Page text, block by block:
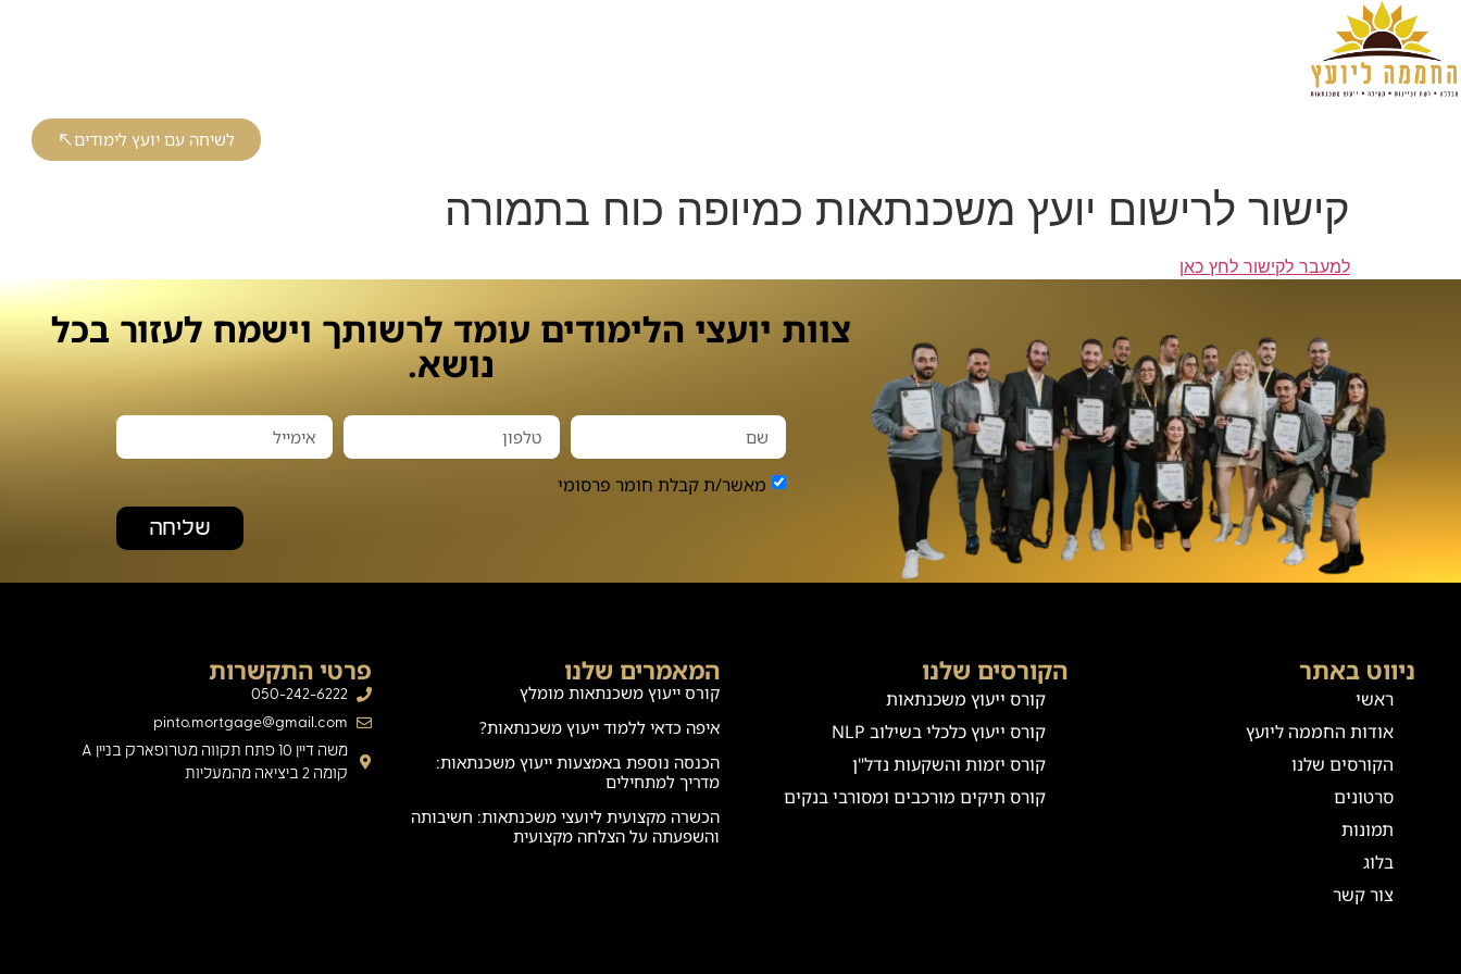
לשיחה עם יועץ לימודים
קישור לרישום יועץ משכנתאות כמיופה כוח בתמורה
למעבר לקישור לחץ כאן
צוות יועצי הלימודים עומד לרשותך וישמח לעזור בכל
נושא.
מאשר/ת קבלת חומר פרסומי
שליחה
הקורסים שלנו
קורס ייעוץ משכנתאות
קורס ייעוץ כלכלי בשילוב NLP
קורס יזמות והשקעות נדל"ן
קורס תיקים מורכבים ומסורבי בנקים
המאמרים שלנו
קורס ייעוץ משכנתאות מומלץ
איפה כדאי ללמוד ייעוץ משכנתאות?
הכנסה נוספת באמצעות ייעוץ משכנתאות:
מדריך למתחילים
הכשרה מקצועית ליועצי משכנתאות: חשיבותה
והשפעתה על הצלחה מקצועית
ניווט באתר
ראשי
אודות החממה ליועץ
הקורסים שלנו
סרטונים
תמונות
בלוג
צור קשר
פרטי התקשרות
050-242-6222
pinto.mortgage@gmail.com
משה דיין 10 פתח תקווה מטרופארק בניין A
קומה 2 ביציאה מהמעליות